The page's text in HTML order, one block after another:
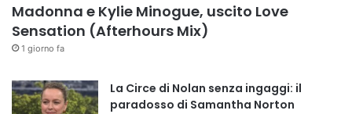
Madonna e Kylie Minogue, uscito Love
Sensation (Afterhours Mix)
1 giorno fa
La Circe di Nolan senza ingaggi: il
paradosso di Samantha Norton